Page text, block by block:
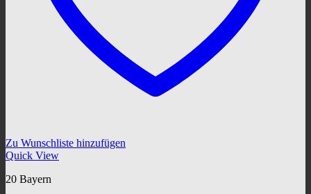
Zu Wunschliste hinzufügen
Quick View
20 Bayern